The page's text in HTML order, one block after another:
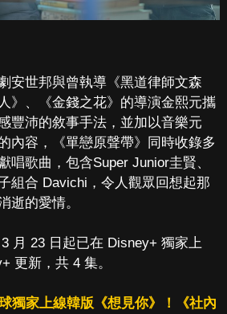
安世邦與曾執導《黑道律師文森
》、《金錢之花》的導演金熙元攜
豐沛的敘事手法，並加以音樂元
內容，《單戀原聲帶》同時收錄多
唱歌曲，包含Super Junior圭賢、
組合 Davichi，令人觀眾回想起那
逝的愛情。
月 23 日起已在 Disney+ 獨家上
更新，共 4 集。
獨家上線韓版《想見你》！《社內